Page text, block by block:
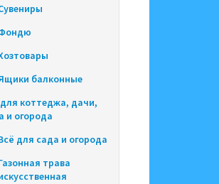
балконные
коттеджа, дачи,
и огорода
для сада и огорода
трава